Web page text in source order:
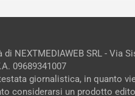
NEXTMEDIAWEB SRL - Via
09689341007
giornalistica, in quanto
considerarsi un prodotto